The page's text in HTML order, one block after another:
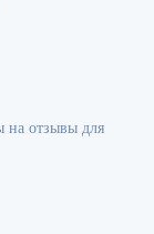
на отзывы для